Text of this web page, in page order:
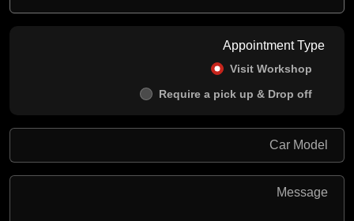
Appointment Type
Visit Workshop
Require a pick up & Drop off